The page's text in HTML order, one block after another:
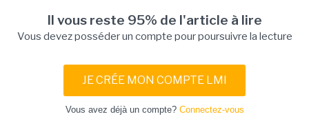
Il vous reste 95% de l'article à lire
Vous devez posséder un compte pour poursuivre la lecture
JE CRÉE MON COMPTE LMI
Vous avez déjà un compte? Connectez-vous